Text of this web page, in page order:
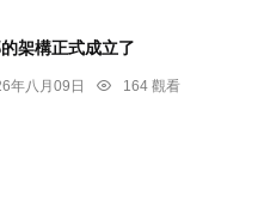
架構正式成立了
年八月09日
164 觀看